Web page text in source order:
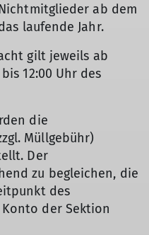
ab dem
laufende Jahr.
gilt jeweils ab
12:00 Uhr des
die
Müllgebühr)
Der
zu begleichen, die
des
der Sektion